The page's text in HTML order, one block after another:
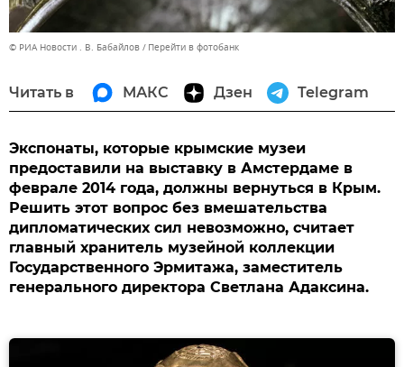
© РИА Новости . В. Бабайлов Перейти в фотобанк
Читать в МАКС Дзен Telegram
Экспонаты, которые крымские музеи
предоставили на выставку в Амстердаме в
феврале 2014 года, должны вернуться в Крым.
Решить этот вопрос без вмешательства
дипломатических сил невозможно, считает
главный хранитель музейной коллекции
Государственного Эрмитажа, заместитель
генерального директора Светлана Адаксина.